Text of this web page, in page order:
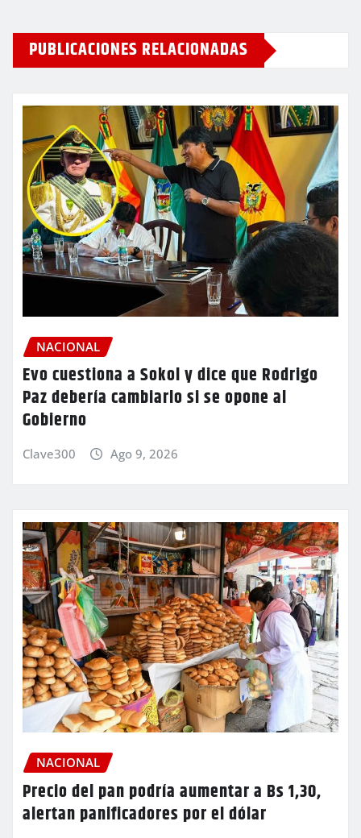
PUBLICACIONES RELACIONADAS
NACIONAL
Evo cuestiona a Sokol y dice que Rodrigo
Paz debería cambiarlo si se opone al
Gobierno
Clave300 Ago 9, 2026
NACIONAL
Precio del pan podría aumentar a Bs 1,30,
alertan panificadores por el dólar